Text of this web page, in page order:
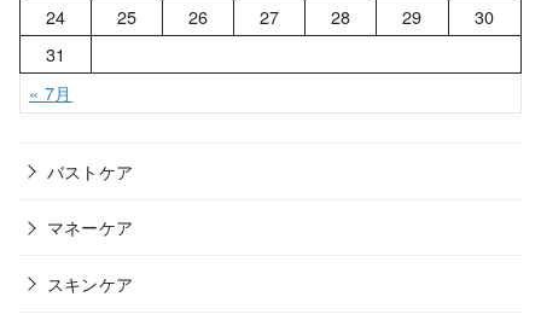
24
25 26 27 28 29
30
31
« 7月
バストケア
マネーケア
スキンケア